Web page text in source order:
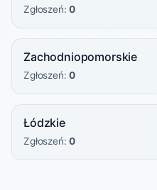
Zgłoszeń:0
Zachodniopomorskie
Zgłoszeń:0
Łódzkie
Zgłoszeń:0